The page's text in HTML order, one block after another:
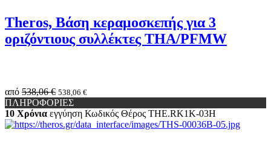
Theros, Βάση κεραμοσκεπής για 3
οριζόντιους συλλέκτες THA/PFMW
από 538,06 € 538,06 €
ΠΛΗΡΟΦΟΡΙΕΣ
10 Χρόνια εγγύηση Κωδικός Θέρος THE.RK1K-03H